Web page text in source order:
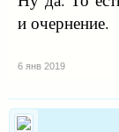
и очернение.
6 янв 2019